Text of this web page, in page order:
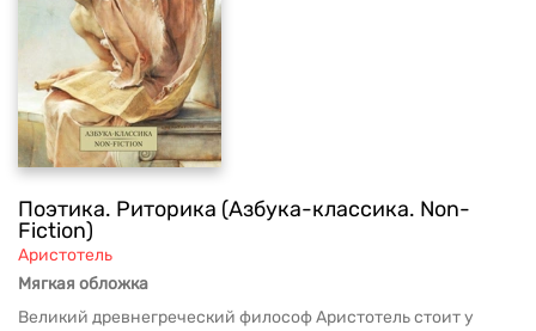
Поэтика. Риторика (Азбука-классика. Non-
Fiction)
Аристотель
Мягкая обложка
Великий древнегреческий философ Аристотель стоит у